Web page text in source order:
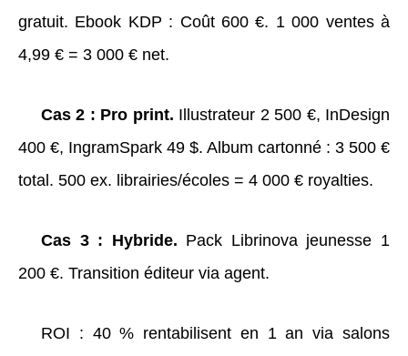
gratuit. Ebook KDP : Coût 600 €. 1 000 ventes à
4,99 € = 3 000 € net.
Cas 2 : Pro print. Illustrateur 2 500 €, InDesign
400 €, IngramSpark 49 $. Album cartonné : 3 500 €
total. 500 ex. librairies/écoles = 4 000 € royalties.
Cas 3 : Hybride. Pack Librinova jeunesse 1
200 €. Transition éditeur via agent.
ROI : 40 % rentabilisent en 1 an via salons